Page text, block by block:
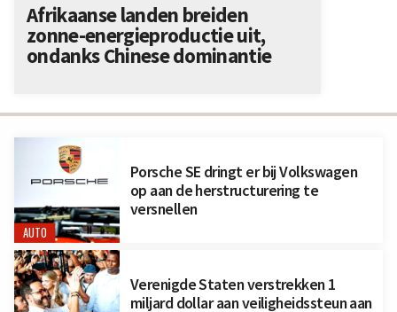
AUTO
Porsche SE dringt er bij Volkswagen
op aan de herstructurering te
versnellen
Verenigde Staten verstrekken 1
miljard dollar aan veiligheidssteun aan
Afrikaanse landen breiden
zonne-energieproductie uit,
ondanks Chinese dominantie